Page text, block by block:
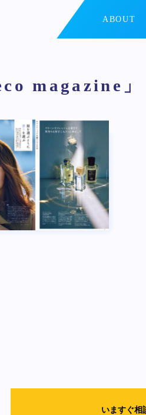
ABOUT
magazine」
いますぐ相